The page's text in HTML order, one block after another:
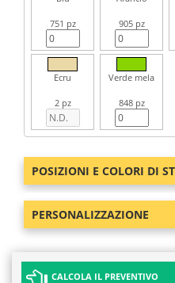
751 pz 905 pz
Ecru
2 pz
Verde mela
848 pz
POSIZIONI E COLORI DI
PERSONALIZZAZIONE
CALCOLA IL PREVENTIVO